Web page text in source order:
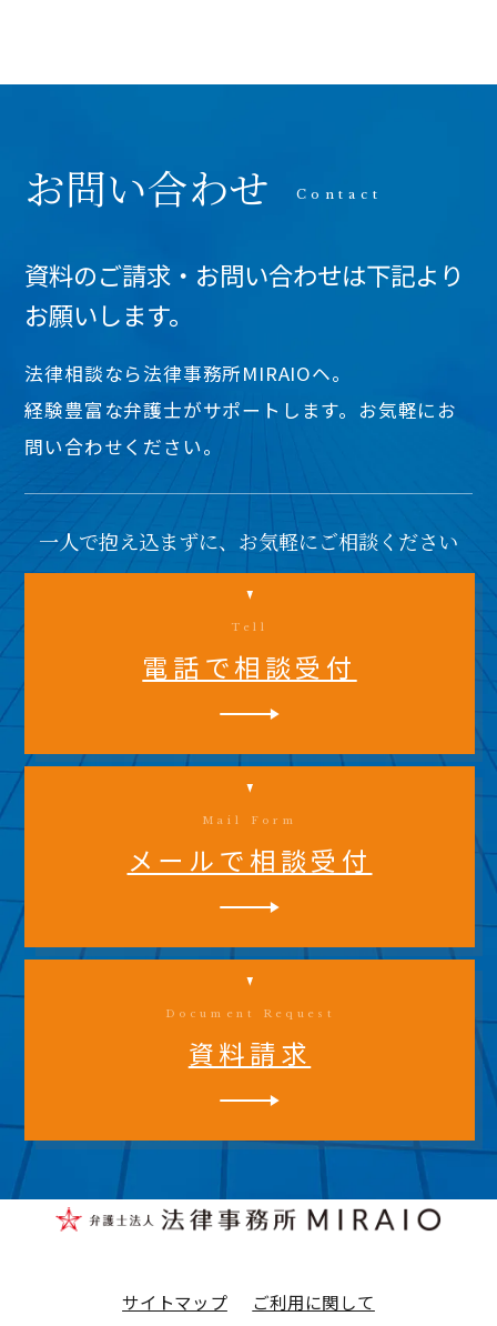
お問い合わせ
資料のご請求・お問い合わせは下記より
お願いします。
法律相談なら法律事務所MIRAIOヘ。
経験豊富な弁護士がサポートします。お気軽にお
問い合わせください。
一人で抱え込まずに、お気軽にご相談ください
Tell
電話で相談受付
Mail Form
メールで相談受付
Document Request
資料請求
サイトマップ ご利用に関して